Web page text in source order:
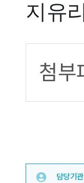
지유
첨부
담당기관